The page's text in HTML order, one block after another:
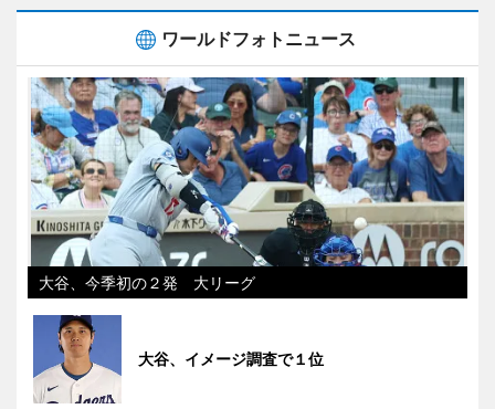
ワールドフォトニュース
大谷、今季初の２発 大リーグ
大谷、イメージ調査で１位